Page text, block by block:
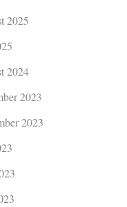
2025
2024
2023
2023